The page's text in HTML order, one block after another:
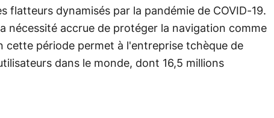
flatteurs dynamisés par la pandémie de COVID-19.
nécessité accrue de protéger la navigation comme
cette période permet à l'entreprise tchèque de
dans le monde, dont 16,5 millions